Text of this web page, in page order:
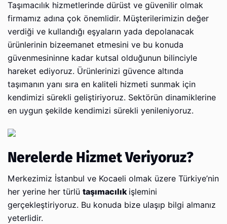
Taşımacılık hizmetlerinde dürüst ve güvenilir olmak
firmamız adına çok önemlidir. Müşterilerimizin değer
verdiği ve kullandığı eşyaların yada depolanacak
ürünlerinin bizeemanet etmesini ve bu konuda
güvenmesininne kadar kutsal olduğunun bilinciyle
hareket ediyoruz. Ürünlerinizi güvence altında
taşımanın yanı sıra en kaliteli hizmeti sunmak için
kendimizi sürekli geliştiriyoruz. Sektörün dinamiklerine
en uygun şekilde kendimizi sürekli yenileniyoruz.
Nerelerde Hizmet Veriyoruz?
Merkezimiz İstanbul ve Kocaeli olmak üzere Türkiye’nin
her yerine her türlü taşımacılık işlemini
gerçekleştiriyoruz. Bu konuda bize ulaşıp bilgi almanız
yeterlidir.